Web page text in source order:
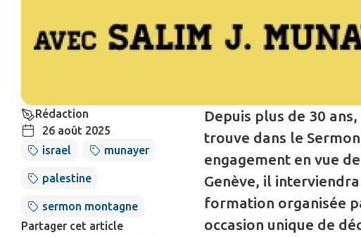
Rédaction
26 août 2025
israel
munayer
palestine
sermon montagne
Partager cet article
Depuis plus de 30
trouve dans le
engagement en vue
Genève, il
formation organisée
occasion unique de